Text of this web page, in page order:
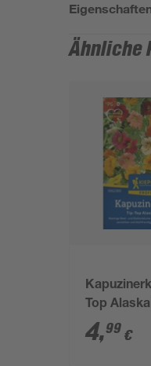
Ähnliche
Top
4,99 €